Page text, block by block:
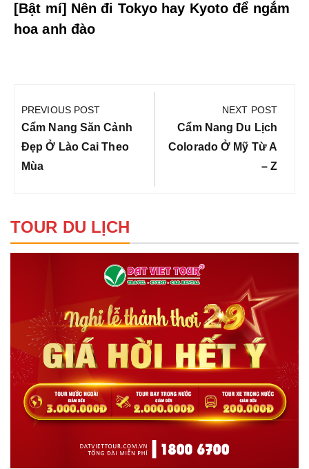
[Bật mí] Nên đi Tokyo hay Kyoto để ngắm
hoa anh đào
hướng
bài
viết
PREVIOUS POST
Previous
Post:
Cẩm Nang Săn Cảnh
Đẹp Ở Lào Cai Theo
Mùa
NEXT POST
Next
Post:
Cẩm Nang Du Lịch
Colorado Ở Mỹ Từ A
– Z
TOUR DU LỊCH